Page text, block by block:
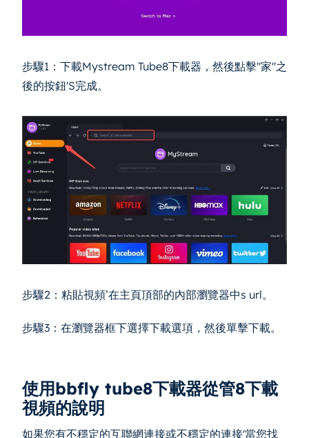
步驟1：下載Mystream Tube8下載器，然後點擊"家"之
後的按鈕'S完成。
步驟2：粘貼視頻’在主頁頂部的內部瀏覽器中s url。
步驟3：在瀏覽器框下選擇下載選項，然後單擊下載。
使用bbfly tube8下載器從管8下載
視頻的說明
如果您有不穩定的互聯網連接或不穩定的連接'當您找